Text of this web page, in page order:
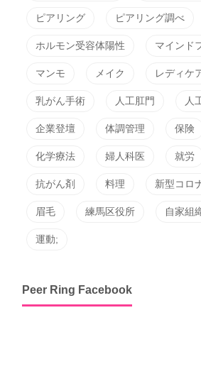
ピアリング ピアリング調べ
ホルモン受容体陽性 マインド
マンモ メイク レディケ
乳がん手術 人工肛門 人
企業登壇 体調管理 保険
化学療法 婦人科医 就労
抗がん剤 料理 新型コロ
眉毛 練馬区役所 自家組
運動;
Peer Ring Facebook